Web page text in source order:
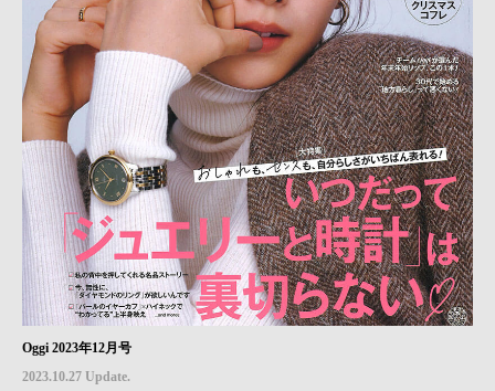
Oggi 2023年12月号
2023.10.27 Update.